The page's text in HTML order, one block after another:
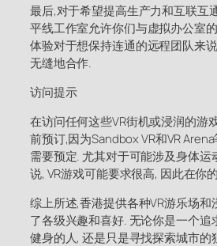
最后,对于希望提高生产力和互联互
平线工作室允许你们与虚拟办公室
体验对于想保持连通的远程团队来
无缝地合作.
访问提示
在访问任何这些VR街机或浸润的游
前预订,因为Sandbox VR和VR
需要预定. 尤其对于可能涉及身体运
说, VR游戏可能要求很高, 因此在你
综上所述,香港提供各种VR游乐场和
了各级兴趣和喜好. 无论你是一个追
健身的人, 还是只是寻找探索城市的